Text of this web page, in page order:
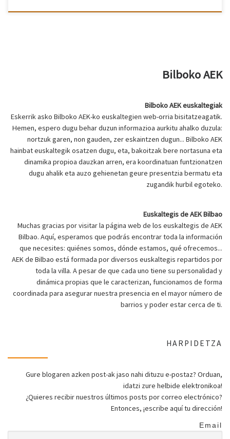
Bilboko AEK
Bilboko AEK euskaltegiak
Eskerrik asko Bilboko AEK-ko euskaltegien web-orria bisitatzeagatik.
Hemen, espero dugu behar duzun informazioa aurkitu ahalko duzula:
nortzuk garen, non gauden, zer eskaintzen dugun... Bilboko AEK
hainbat euskaltegik osatzen dugu, eta, bakoitzak bere nortasuna eta
dinamika propioa dauzkan arren, era koordinatuan funtzionatzen
dugu ahalik eta auzo gehienetan geure presentzia bermatu eta
zugandik hurbil egoteko.
Euskaltegis de AEK Bilbao
Muchas gracias por visitar la página web de los euskaltegis de AEK
Bilbao. Aquí, esperamos que podrás encontrar toda la información
que necesites: quiénes somos, dónde estamos, qué ofrecemos...
AEK de Bilbao está formada por diversos euskaltegis repartidos por
toda la villa. A pesar de que cada uno tiene su personalidad y
dinámica propias que le caracterizan, funcionamos de forma
coordinada para asegurar nuestra presencia en el mayor número de
barrios y poder estar cerca de ti.
HARPIDETZA
Gure blogaren azken post-ak jaso nahi dituzu e-postaz? Orduan,
idatzi zure helbide elektronikoa!
¿Quieres recibir nuestros últimos posts por correo electrónico?
Entonces, ¡escribe aquí tu dirección!
Email